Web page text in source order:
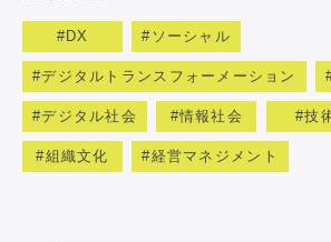
DX ソーシャル
デジタルトランスフォーメーション
デジタル社会 情報社会 技
組織文化 経営マネジメント